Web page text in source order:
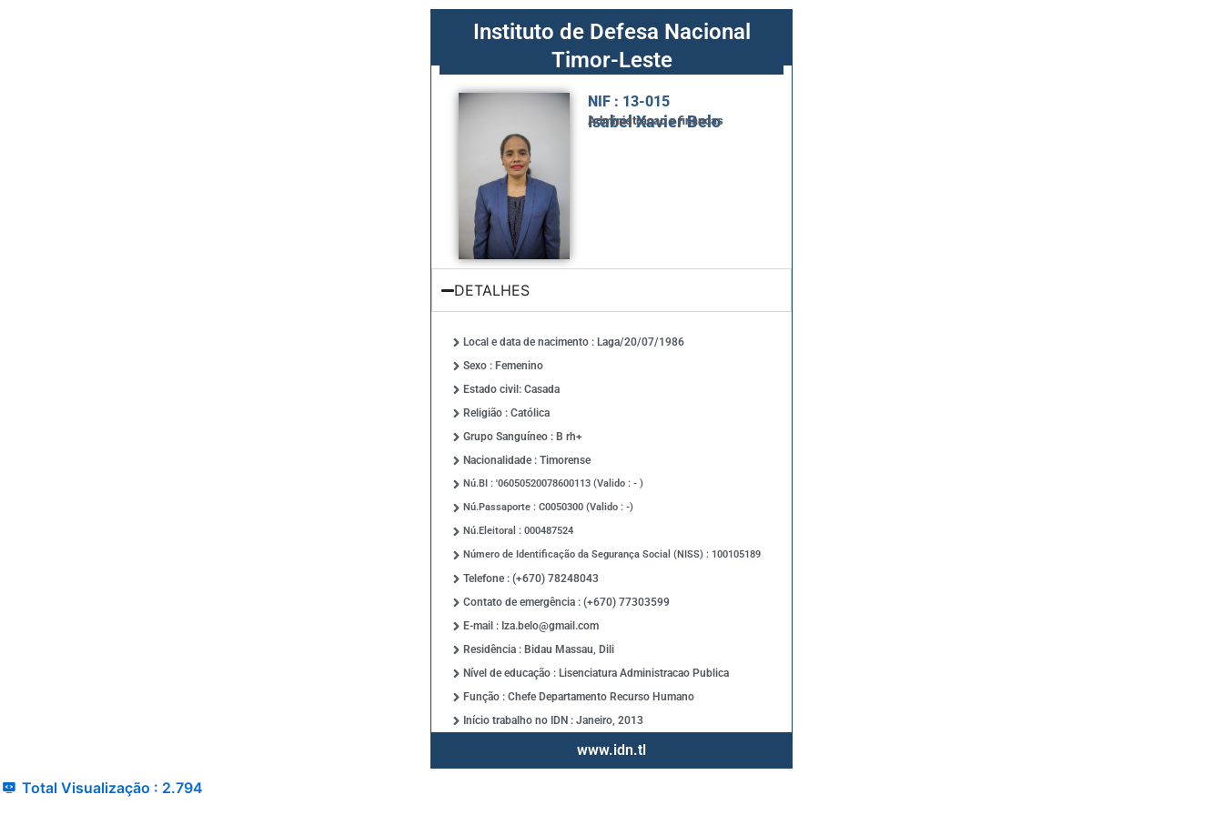
Instituto de Defesa Nacional
Timor-Leste
NIF : 13-015
Isabel Xavier Belo
Administracao e financas
DETALHES
Local e data de nacimento : Laga/20/07/1986
Sexo : Femenino
Estado civil: Casada
Religião : Católica
Grupo Sanguíneo : B rh+
Nacionalidade : Timorense
Nú.BI : '06050520078600113 (Valido : - )
Nú.Passaporte : C0050300 (Valido : -)
Nú.Eleitoral : 000487524
Número de Identificação da Segurança Social (NISS) : 100105189
Telefone : (+670) 78248043
Contato de emergência : (+670) 77303599
E-mail : Iza.belo@gmail.com
Residência : Bidau Massau, Dili
Nível de educação : Lisenciatura Administracao Publica
Função : Chefe Departamento Recurso Humano
Início trabalho no IDN : Janeiro, 2013
www.idn.tl
Total Visualização : 2.794